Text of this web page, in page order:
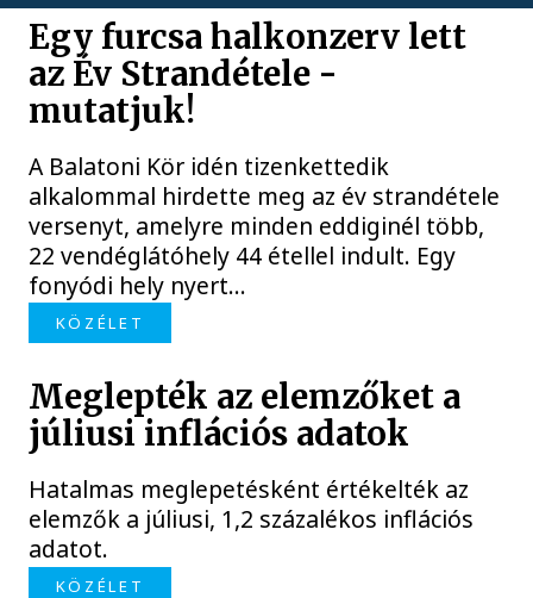
Egy furcsa halkonzerv lett
az Év Strandétele -
mutatjuk!
A Balatoni Kör idén tizenkettedik
alkalommal hirdette meg az év strandétele
versenyt, amelyre minden eddiginél több,
22 vendéglátóhely 44 étellel indult. Egy
fonyódi hely nyert...
KÖZÉLET
Meglepték az elemzőket a
júliusi inflációs adatok
Hatalmas meglepetésként értékelték az
elemzők a júliusi, 1,2 százalékos inflációs
adatot.
KÖZÉLET